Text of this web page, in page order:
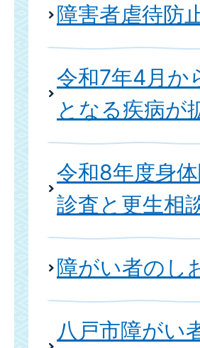
障害者虐待防
令和7年4月か
となる疾病が
令和8年度身
診査と更生相
障がい者のし
八戸市障がい